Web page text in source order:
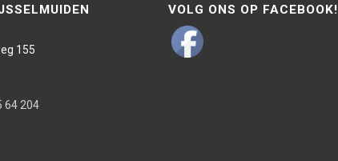
155
64 204
VOLG ONS OP FACEBOOK!